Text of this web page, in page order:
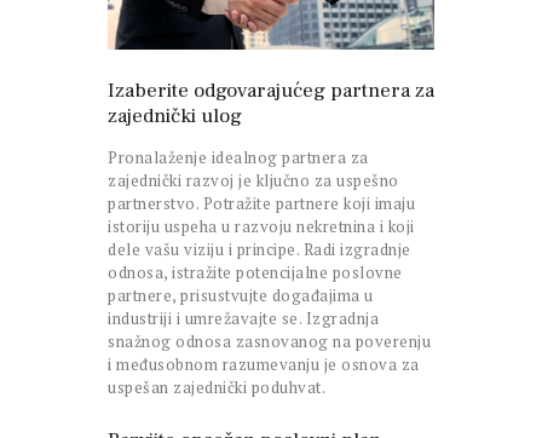
Izaberite odgovarajućeg partnera za
zajednički ulog
Pronalaženje idealnog partnera za
zajednički razvoj je ključno za uspešno
partnerstvo. Potražite partnere koji imaju
istoriju uspeha u razvoju nekretnina i koji
dele vašu viziju i principe. Radi izgradnje
odnosa, istražite potencijalne poslovne
partnere, prisustvujte događajima u
industriji i umrežavajte se. Izgradnja
snažnog odnosa zasnovanog na poverenju
i međusobnom razumevanju je osnova za
uspešan zajednički poduhvat.